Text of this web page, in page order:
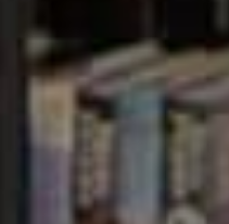
for School,
API